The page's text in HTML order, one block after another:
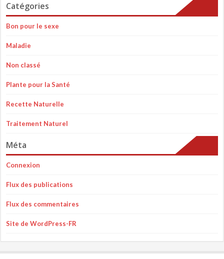
Catégories
Bon pour le sexe
Maladie
Non classé
Plante pour la Santé
Recette Naturelle
Traitement Naturel
Méta
Connexion
Flux des publications
Flux des commentaires
Site de WordPress-FR